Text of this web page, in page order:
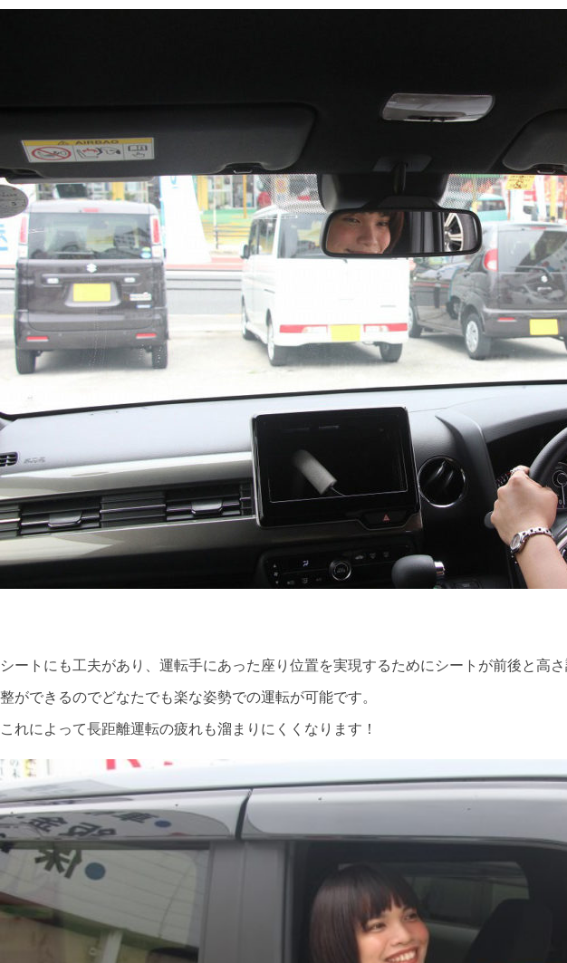
シートにも工夫があり、運転手にあった座り位置を実現するためにシートが前後と高
整ができるのでどなたでも楽な姿勢での運転が可能です。
これによって長距離運転の疲れも溜まりにくくなります！